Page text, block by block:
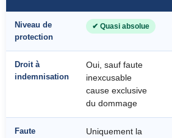
Niveau de
protection
✔ Quasi absolue
Droit à
indemnisation
Oui, sauf faute
inexcusable
cause exclusive
du dommage
Faute
Uniquement la